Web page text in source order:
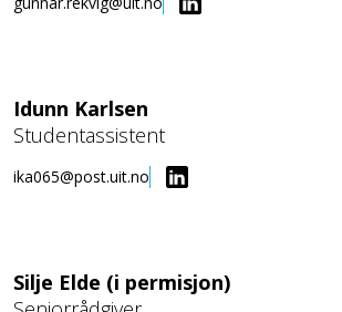
Idunn Karlsen
Studentassistent
ika065@post.uit.no
Silje Elde (i permisjon)